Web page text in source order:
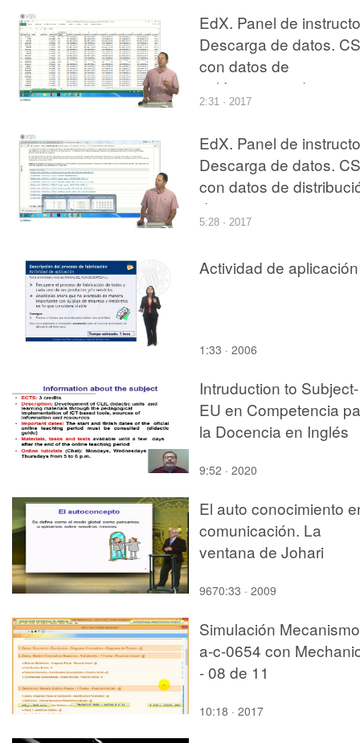
EdX. Panel de
Descarga de datos.
con datos de
calificaciones de
problemas
2:31 · 2017
EdX. Panel de
Descarga de datos.
con datos de
de respuestas por
problema.
5:28 · 2017
Actividad de aplicación
1:33 · 2006
Intruduction to Subject-
EU en Competencia
la Docencia en Inglés
9:52 · 2020
El auto conocimiento
comunicación. La
ventana de Johari
9670:33 · 2009
Simulación Mecanismo
a-c-0654 con
- 08 de 11
10:18 · 2017